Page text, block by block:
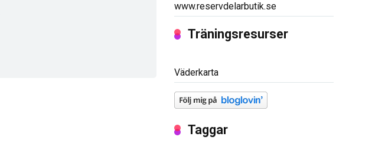
www.reservdelarbutik.se
Träningsresurser
Väderkarta
Taggar